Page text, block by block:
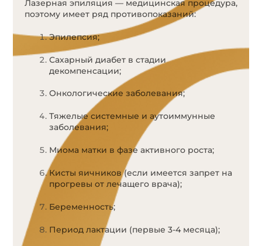
Лазерная эпиляция — медицинская процедура,
поэтому имеет ряд противопоказаний:
Эпилепсия;
Сахарный диабет в стадии
декомпенсации;
Онкологические заболевания;
Тяжелые системные и аутоиммунные
заболевания;
Миома матки в фазе активного роста;
Кисты яичников (если имеется запрет на
прогревы от лечащего врача);
Беременность;
Период лактации (первые 3-4 месяца);